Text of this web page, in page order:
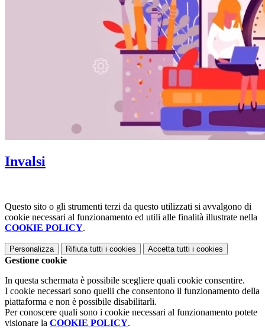
Invalsi
Questo sito o gli strumenti terzi da questo utilizzati si avvalgono di
cookie necessari al funzionamento ed utili alle finalità illustrate nella
COOKIE POLICY.
Personalizza Rifiuta tutti i cookies Accetta tutti i cookies
Gestione cookie
In questa schermata è possibile scegliere quali cookie consentire.
I cookie necessari sono quelli che consentono il funzionamento della
piattaforma e non è possibile disabilitarli.
Per conoscere quali sono i cookie necessari al funzionamento potete
visionare la COOKIE POLICY.